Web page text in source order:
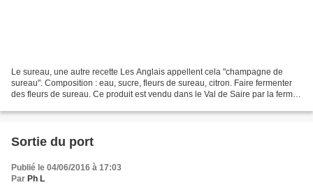
Le sureau, une autre recette Les Anglais appellent cela "champagne de
sureau". Composition : eau, sucre, fleurs de sureau, citron. Faire fermenter
des fleurs de sureau. Ce produit est vendu dans le Val de Saire par la ferme
Sortie du port
Publié le 04/06/2016 à 17:03
Par Ph L